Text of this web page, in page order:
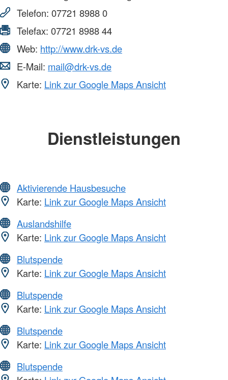
Telefon: 07721 8988 0
Telefax: 07721 8988 44
Web: http://www.drk-vs.de
E-Mail: mail@drk-vs.de
Karte: Link zur Google Maps Ansicht
Dienstleistungen
Aktivierende Hausbesuche
Karte: Link zur Google Maps Ansicht
Auslandshilfe
Karte: Link zur Google Maps Ansicht
Blutspende
Karte: Link zur Google Maps Ansicht
Blutspende
Karte: Link zur Google Maps Ansicht
Blutspende
Karte: Link zur Google Maps Ansicht
Blutspende